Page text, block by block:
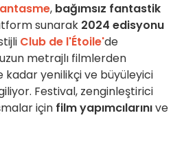
, bağımsız fantastik
sunarak 2024 edisyonu
Club de l'Étoile'de
metrajlı filmlerden
kadar yenilikçi ve büyüleyici
Festival, zenginleştirici
için film yapımcılarınıve